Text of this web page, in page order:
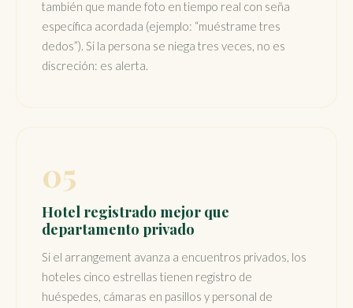
también que mande foto en tiempo real con seña
específica acordada (ejemplo: “muéstrame tres
dedos”). Si la persona se niega tres veces, no es
discreción: es alerta.
05
Hotel registrado mejor que
departamento privado
Si el arrangement avanza a encuentros privados, los
hoteles cinco estrellas tienen registro de
huéspedes, cámaras en pasillos y personal de